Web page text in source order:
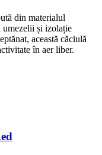
din materialul
și izolație
această căciulă
în aer liber.